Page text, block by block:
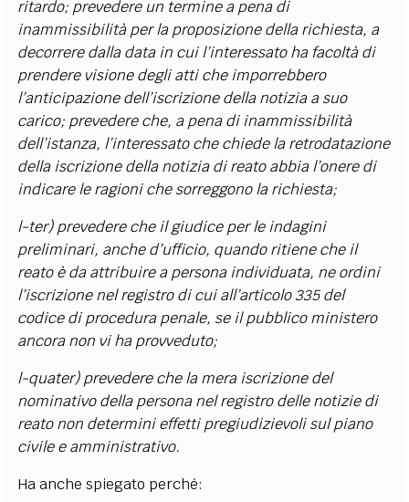
ritardo; prevedere un termine a pena di
inammissibilità per la proposizione della richiesta, a
decorrere dalla data in cui l’interessato ha facoltà di
prendere visione degli atti che imporrebbero
l’anticipazione dell’iscrizione della notizia a suo
carico; prevedere che, a pena di inammissibilità
dell’istanza, l’interessato che chiede la retrodatazione
della iscrizione della notizia di reato abbia l’onere di
indicare le ragioni che sorreggono la richiesta;
l-ter) prevedere che il giudice per le indagini
preliminari, anche d’ufficio, quando ritiene che il
reato è da attribuire a persona individuata, ne ordini
l’iscrizione nel registro di cui all’articolo 335 del
codice di procedura penale, se il pubblico ministero
ancora non vi ha provveduto;
l-quater) prevedere che la mera iscrizione del
nominativo della persona nel registro delle notizie di
reato non determini effetti pregiudizievoli sul piano
civile e amministrativo.
Ha anche spiegato perché: